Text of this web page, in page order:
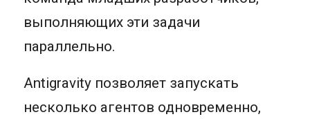
выполняющих эти задачи
параллельно.
Antigravity позволяет запускать
несколько агентов одновременно,